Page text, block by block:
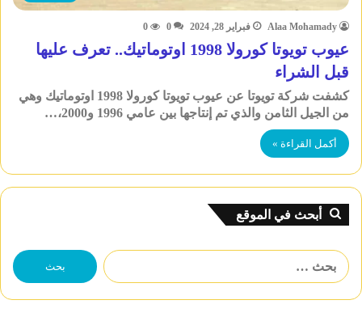
Alaa Mohamady فبراير 28, 2024 0
0
عيوب تويوتا كورولا 1998 اوتوماتيك.. تعرف عليها
قبل الشراء
كشفت شركة تويوتا عن عيوب تويوتا كورولا 1998 اوتوماتيك وهي
من الجيل الثامن والذي تم إنتاجها بين عامي 1996 و2000،…
أكمل القراءة »
أبحث في الموقع
البحث
عن: